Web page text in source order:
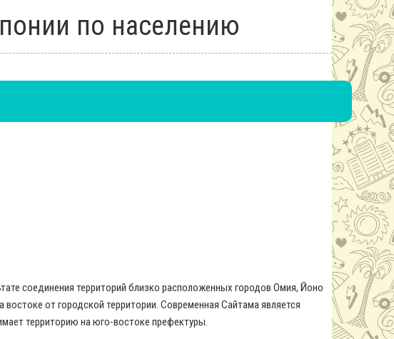
по населению
соединения территорий близко расположенных городов Омия, Йоно
от городской территории. Современная Сайтама является
территорию на юго-востоке префектуры.